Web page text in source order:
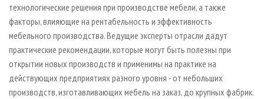
технологические решения при производстве мебели, а также
факторы, влияющие на рентабельность и эффективность
мебельного производства. Ведущие эксперты отрасли дадут
практические рекомендации, которые могут быть полезны при
открытии новых производств и применимы на практике на
действующих предприятиях разного уровня - от небольших
производств, изготавливающих мебель на заказ, до крупных фабрик.